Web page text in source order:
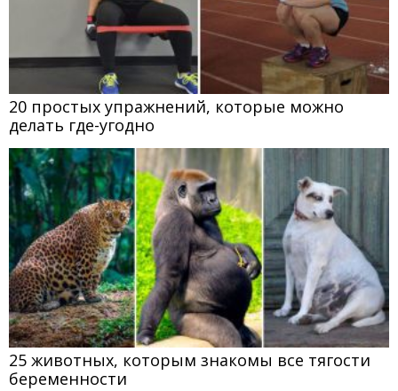
20 простых упражнений, которые можно
делать где-угодно
25 животных, которым знакомы все тягости
беременности